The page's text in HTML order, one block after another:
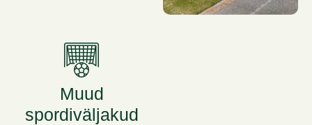
Muud
spordiväljakud